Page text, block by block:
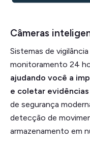
Câmeras
Sistemas de
monitoramento 24
ajudando você a
e coletar
de segurança
detecção de
armazenamento em